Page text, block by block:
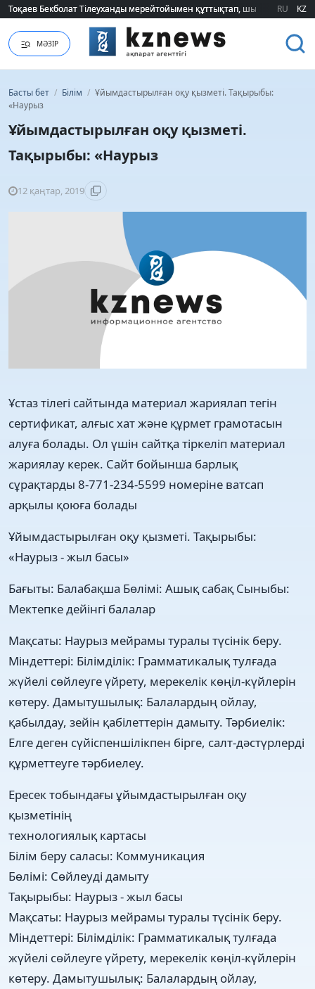
Тоқаев Бекболат Тілеуханды мерейтойымен құттықтап, шығармашылық
Тоқаев Бекболат Тілеуханды мерейтойымен құттықтап, шығармашылық
RU KZ
МӘЗІР
Басты бет / Білім / Ұйымдастырылған оқу қызметі. Тақырыбы:
«Наурыз
Ұйымдастырылған оқу қызметі.
Тақырыбы: «Наурыз
12 қаңтар, 2019
Ұстаз тілегі сайтында материал жариялап тегін
сертификат, алғыс хат және құрмет грамотасын
алуға болады. Ол үшін сайтқа тіркеліп материал
жариялау керек. Сайт бойынша барлық
сұрақтарды 8-771-234-5599 номеріне ватсап
арқылы қоюға болады
Ұйымдастырылған оқу қызметі. Тақырыбы:
«Наурыз - жыл басы»
Бағыты: Балабақша Бөлімі: Ашық сабақ Сыныбы:
Мектепке дейінгі балалар
Мақсаты: Наурыз мейрамы туралы түсінік беру.
Міндеттері: Білімділік: Грамматикалық тулғада
жүйелі сөйлеуге үйрету, мерекелік көңіл-күйлерін
көтеру. Дамытушылық: Балалардың ойлау,
қабылдау, зейін қабілеттерін дамыту. Тәрбиелік:
Елге деген cүйіспеншілікпен бірге, салт-дәстүрлерді
құрметтеуге тәрбиелеу.
Ересек тобындағы ұйымдастырылған оқу
қызметінің
технологиялық картасы
Білім беру саласы: Коммуникация
Бөлімі: Сөйлеуді дамыту
Тақырыбы: Наурыз - жыл басы
Мақсаты: Наурыз мейрамы туралы түсінік беру.
Міндеттері: Білімділік: Грамматикалық тулғада
жүйелі сөйлеуге үйрету, мерекелік көңіл-күйлерін
көтеру. Дамытушылық: Балалардың ойлау,